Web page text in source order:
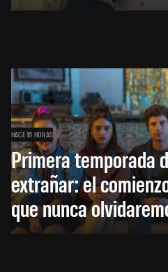
HACE 16 HORAS
Primera temporada
extrañar: el
que nunca